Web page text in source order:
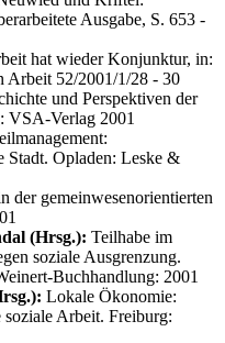
Ausgabe, S. 653 -
hat wieder Konjunktur, in:
Arbeit 52/2001/1/28 - 30
und Perspektiven der
VSA-Verlag 2001
Stadt. Opladen: Leske &
der gemeinwesenorientierten
(Hrsg.): Teilhabe im
soziale Ausgrenzung.
Buchhandlung: 2001
Lokale Ökonomie:
Arbeit. Freiburg: